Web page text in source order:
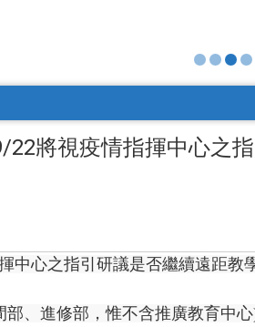
將視疫情指揮中心之
中心之指引研議是否繼續遠距教學
、進修部，惟不含推廣教育中心)